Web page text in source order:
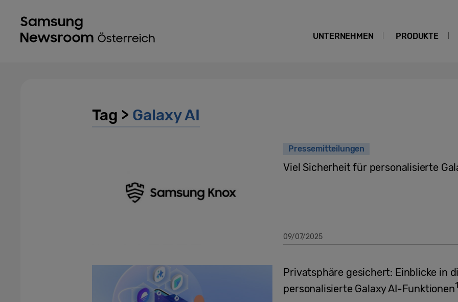
UNTERNEHMEN PRODUKTE
Tag > Galaxy AI
Pressemitteilungen
Viel Sicherheit für personalisierte
09/07/2025
Privatsphäre gesichert: Einblicke in
personalisierte Galaxy AI-Funktionen1